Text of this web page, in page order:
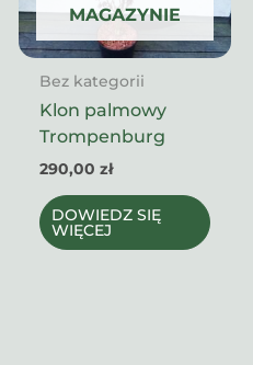
MAGAZYNIE
Bez kategorii
Klon palmowy
Trompenburg
290,00zł
DOWIEDZ SIĘ
WIĘCEJ